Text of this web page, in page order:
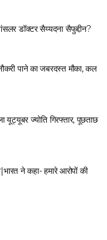
डॉक्टर सैय्यदना सैफुद्दीन?
पाने का जबरदस्त मौका, कल
यूट्यूबर ज्योति गिरफ्तार, पूछताछ
ने कहा- हमारे आरोपों की